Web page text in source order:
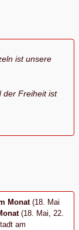
ist unsere
der Freiheit ist
Monat (18. Mai
(18. Mai, 22.
am